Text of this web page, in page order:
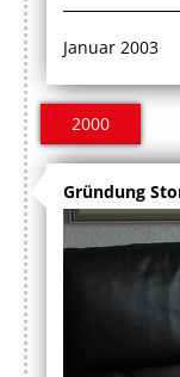
Januar 2003
2000
Gründung